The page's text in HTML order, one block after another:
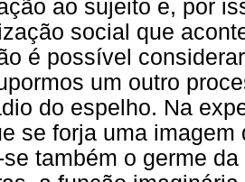
ao sujeito e, por
social que
é possível
um outro
do espelho. Na
se forja uma
também o germe